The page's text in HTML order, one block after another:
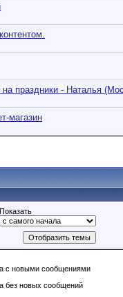
праздники - Наталья
магазин
Показать
с новыми сообщениями
без новых сообщений